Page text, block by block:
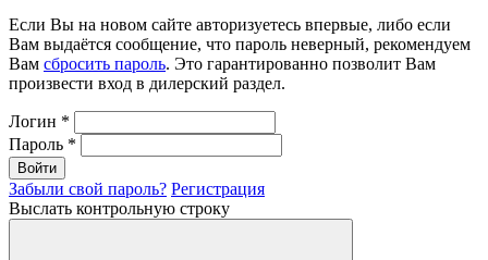
Если Вы на новом сайте авторизуетесь впервые, либо если
Вам выдаётся сообщение, что пароль неверный, рекомендуем
Вам сбросить пароль. Это гарантированно позволит Вам
произвести вход в дилерский раздел.
Логин *
Пароль *
Войти
Забыли свой пароль? Регистрация
Выслать контрольную строку